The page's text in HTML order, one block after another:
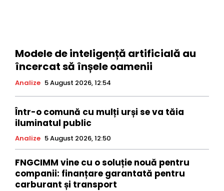
Modele de inteligență artificială au
încercat să înșele oamenii
Analize 5 August 2026, 12:54
Într-o comună cu mulți urși se va tăia
iluminatul public
Analize 5 August 2026, 12:50
FNGCIMM vine cu o soluție nouă pentru
companii: finanțare garantată pentru
carburant și transport